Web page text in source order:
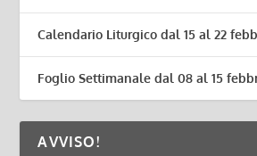
Calendario Liturgico dal 15 al 22
Foglio Settimanale dal 08 al 15
AVVISO!